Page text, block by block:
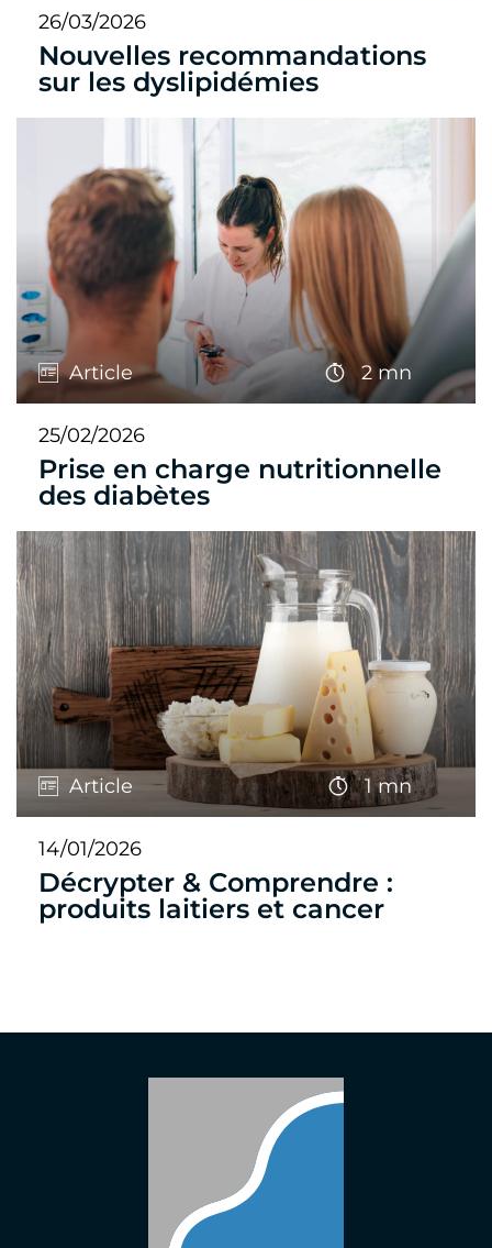
26/03/2026
Nouvelles recommandations
sur les dyslipidémies
Article 2 mn
25/02/2026
Prise en charge nutritionnelle
des diabètes
Article 1 mn
14/01/2026
Décrypter & Comprendre :
produits laitiers et cancer